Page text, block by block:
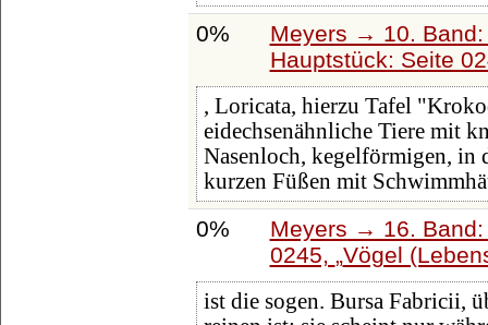
0%
Meyers → 10.
Hauptstück: Seite
, Loricata, hierzu Tafel
eidechsenähnliche Tiere mit
Nasenloch, kegelförmigen, in
kurzen Füßen mit
0%
Meyers → 16.
0245,
Vögel
ist die sogen. Bursa Fabricii,